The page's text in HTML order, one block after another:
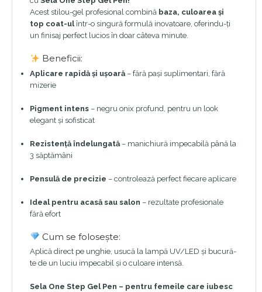
Acest stilou-gel profesional combină baza, culoarea și
top coat-ulîntr-o singură formulă inovatoare, oferindu-ți
un finisaj perfect lucios în doar câteva minute.
Beneficii:
Aplicare rapidă și ușoară – fără pași suplimentari, fără
mizerie
Pigment intens – negru onix profund, pentru un look
elegant și sofisticat
Rezistență îndelungată – manichiură impecabilă până la
3 săptămâni
Pensulă de precizie – controlează perfect fiecare aplicare
Ideal pentru acasă sau salon – rezultate profesionale
fără efort
Cum se folosește:
Aplică direct pe unghie, usucă la lampă UV/LED și bucură-
te de un luciu impecabil și o culoare intensă.
Sela One Step Gel Pen – pentru femeile care iubesc